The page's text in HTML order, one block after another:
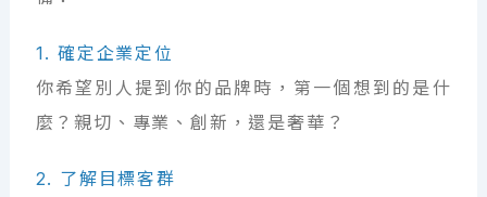
1. 確定企業定位
你希望別人提到你的品牌時，第一個想到的是什
麼？親切、專業、創新，還是奢華？
2. 了解目標客群